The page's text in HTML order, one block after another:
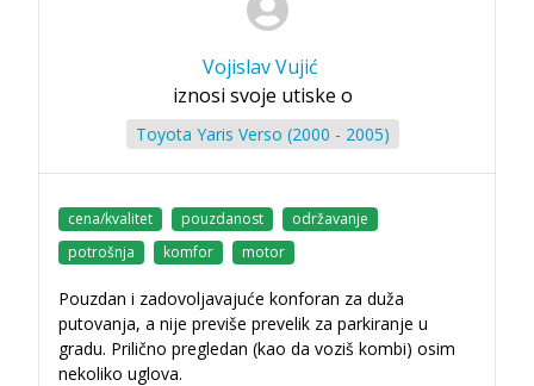
Vojislav Vujić
iznosi svoje utiske o
Toyota Yaris Verso (2000 - 2005)
cena/kvalitet pouzdanost
održavanje
potrošnja
komfor motor
Pouzdan i zadovoljavajuće konforan za duža
putovanja, a nije previše prevelik za parkiranje u
gradu. Prilično pregledan (kao da voziš kombi) osim
nekoliko uglova.